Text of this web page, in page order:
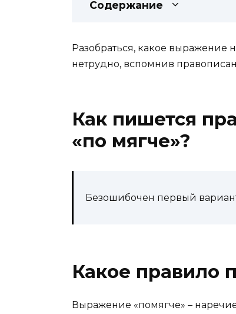
Содержание
Разобраться, какое выражение
нетрудно, вспомнив
Как пишется
«по мягче»?
Безошибочен первый
Какое правило
Выражение «помягче» –